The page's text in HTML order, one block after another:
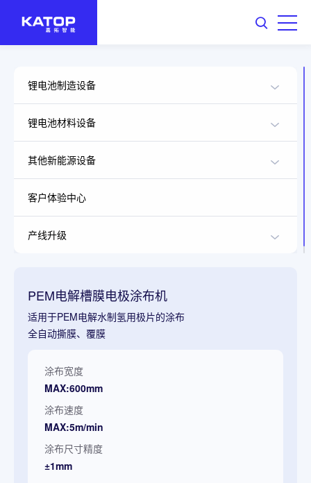
锂电池制造设备
锂电池材料设备
其他新能源设备
客户体验中心
产线升级
PEM电解槽膜电极涂布机
适用于PEM电解水制氢用极片的涂布
全自动撕膜、覆膜
涂布宽度
MAX:600mm
涂布速度
MAX:5m/min
涂布尺寸精度
±1mm